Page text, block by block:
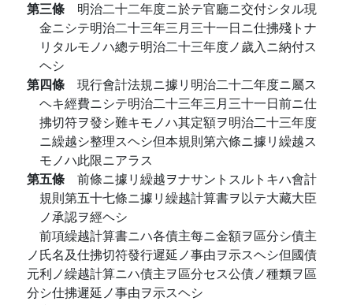
第三條 明治二十二年度ニ於テ官廳ニ交付シタル現
金ニシテ明治二十三年三月三十一日ニ仕拂殘トナ
リタルモノハ總テ明治二十三年度ノ歲入ニ納付ス
ヘシ
第四條 現行會計法規ニ據リ明治二十二年度ニ屬ス
ヘキ經費ニシテ明治二十三年三月三十一日前ニ仕
拂切符ヲ發シ難キモノハ其定額ヲ明治二十三年度
ニ繰越シ整理スヘシ但本規則第六條ニ據リ繰越ス
モノハ此限ニアラス
第五條 前條ニ據リ繰越ヲナサントスルトキハ會計
規則第五十七條ニ據リ繰越計算書ヲ以テ大藏大臣
ノ承認ヲ經ヘシ
前項繰越計算書ニハ各債主每ニ金額ヲ區分シ債主
ノ氏名及仕拂切符發行遲延ノ事由ヲ示スヘシ但國債
元利ノ繰越計算ニハ債主ヲ區分セス公債ノ種類ヲ區
分シ仕拂遲延ノ事由ヲ示スヘシ